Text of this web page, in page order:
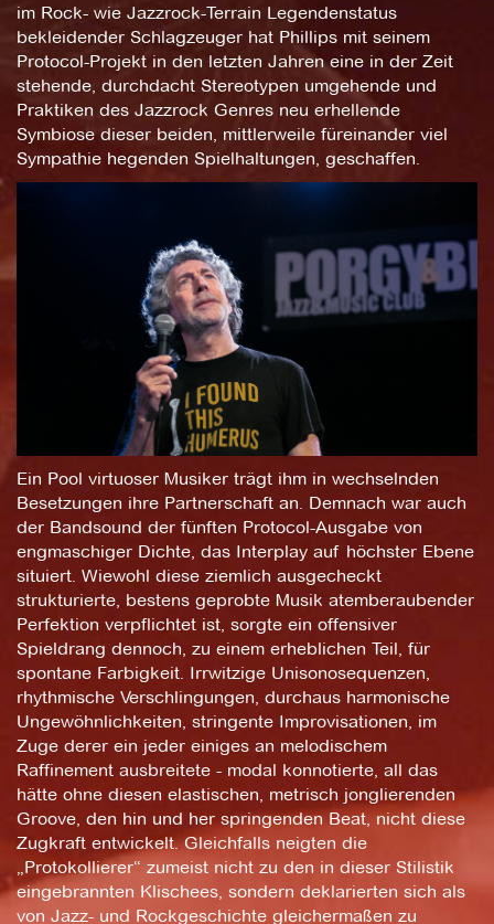
im Rock- wie Jazzrock-Terrain Legendenstatus
bekleidender Schlagzeuger hat Phillips mit seinem
Protocol-Projekt in den letzten Jahren eine in der Zeit
stehende, durchdacht Stereotypen umgehende und
Praktiken des Jazzrock Genres neu erhellende
Symbiose dieser beiden, mittlerweile füreinander viel
Sympathie hegenden Spielhaltungen, geschaffen.
Ein Pool virtuoser Musiker trägt ihm in wechselnden
Besetzungen ihre Partnerschaft an. Demnach war auch
der Bandsound der fünften Protocol-Ausgabe von
engmaschiger Dichte, das Interplay auf höchster Ebene
situiert. Wiewohl diese ziemlich ausgecheckt
strukturierte, bestens geprobte Musik atemberaubender
Perfektion verpflichtet ist, sorgte ein offensiver
Spieldrang dennoch, zu einem erheblichen Teil, für
spontane Farbigkeit. Irrwitzige Unisonosequenzen,
rhythmische Verschlingungen, durchaus harmonische
Ungewöhnlichkeiten, stringente Improvisationen, im
Zuge derer ein jeder einiges an melodischem
Raffinement ausbreitete - modal konnotierte, all das
hätte ohne diesen elastischen, metrisch jonglierenden
Groove, den hin und her springenden Beat, nicht diese
Zugkraft entwickelt. Gleichfalls neigten die
„Protokollierer“ zumeist nicht zu den in dieser Stilistik
eingebrannten Klischees, sondern deklarierten sich als
von Jazz- und Rockgeschichte gleichermaßen zu